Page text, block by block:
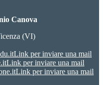
Canova
(VI)
Link per inviare una mail
Link per inviare una mail
Link per inviare una mail